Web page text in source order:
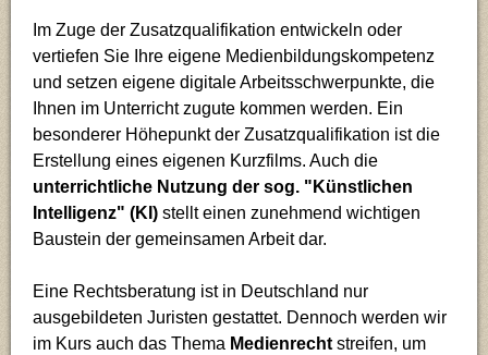
Spanisch (Sn)
Sport (Sp)
Im Zuge der Zusatzqualifikation entwickeln oder
vertiefen Sie Ihre eigene Medienbildungskompetenz
und setzen eigene digitale Arbeitsschwerpunkte, die
Ihnen im Unterricht zugute kommen werden. Ein
besonderer Höhepunkt der Zusatzqualifikation ist die
Erstellung eines eigenen Kurzfilms. Auch die
unterrichtliche Nutzung der sog. "Künstlichen
Intelligenz" (KI) stellt einen zunehmend wichtigen
Baustein der gemeinsamen Arbeit dar.
Eine Rechtsberatung ist in Deutschland nur
ausgebildeten Juristen gestattet. Dennoch werden wir
im Kurs auch das Thema Medienrecht streifen, um